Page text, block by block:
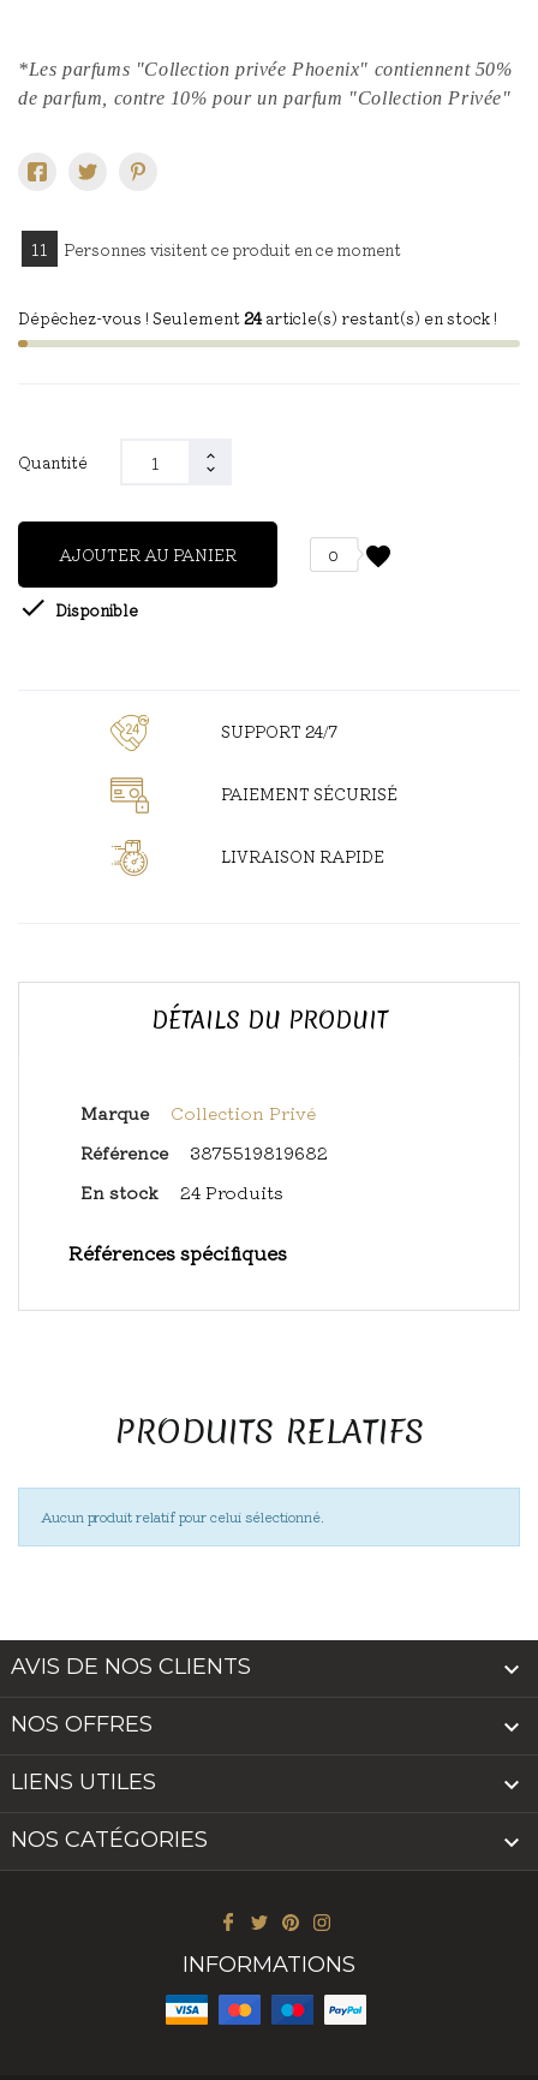
*Les parfums "Collection privée Phoenix" contiennent 50%
de parfum, contre 10% pour un parfum "Collection Privée"
11 Personnes visitent ce produit en ce moment
Dépêchez-vous ! Seulement24article(s) restant(s) en stock !
Quantité
AJOUTER AU PANIER favorite
0
 Disponible
SUPPORT 24/7
PAIEMENT SÉCURISÉ
LIVRAISON RAPIDE
DÉTAILS DU PRODUIT
Marque
Collection Privé
Référence
3875519819682
En stock
24 Produits
Références spécifiques
PRODUITS RELATIFS
Aucun produit relatif pour celui sélectionné.
AVIS DE NOS CLIENTS 
NOS OFFRES 
LIENS UTILES 
NOS CATÉGORIES 
INFORMATIONS